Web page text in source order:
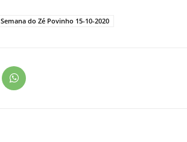
Semana do Zé Povinho 15-10-2020